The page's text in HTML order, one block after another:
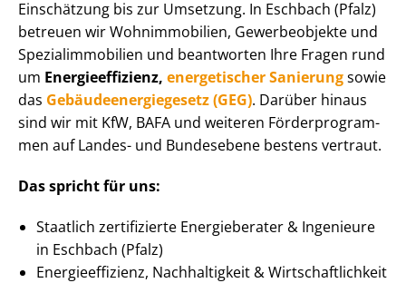
Einschätzung bis zur Umsetzung. In Eschbach (Pfalz)
betreuen wir Wohnimmobilien, Gewerbeobjekte und
Spe­zi­al­im­mo­bi­li­en und beantworten Ihre Fragen rund
um En­er­gie­ef­fi­zi­enz, energetischer Sanierungsowie
das Ge­bäu­de­en­er­gie­ge­setz (GEG). Darüber hinaus
sind wir mit KfW, BAFA und weiteren För­der­pro­gram­
men auf Landes- und Bundesebene bestens vertraut.
Das spricht für uns:
Staatlich zertifizierte Energieberater & Ingenieure
in Eschbach (Pfalz)
En­er­gie­ef­fi­zi­enz, Nachhaltigkeit & Wirt­schaft­lich­keit